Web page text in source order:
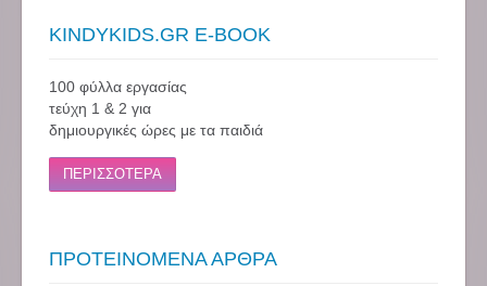
KINDYKIDS.GR E-BOOK
100 φύλλα εργασίας
τεύχη 1 & 2 για
δημιουργικές ώρες με τα παιδιά
ΠΕΡΙΣΣΟΤΕΡΑ
ΠΡΟΤΕΙΝΟΜΕΝΑ ΑΡΘΡΑ